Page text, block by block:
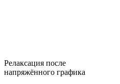
Релаксация после
напряжённого графика